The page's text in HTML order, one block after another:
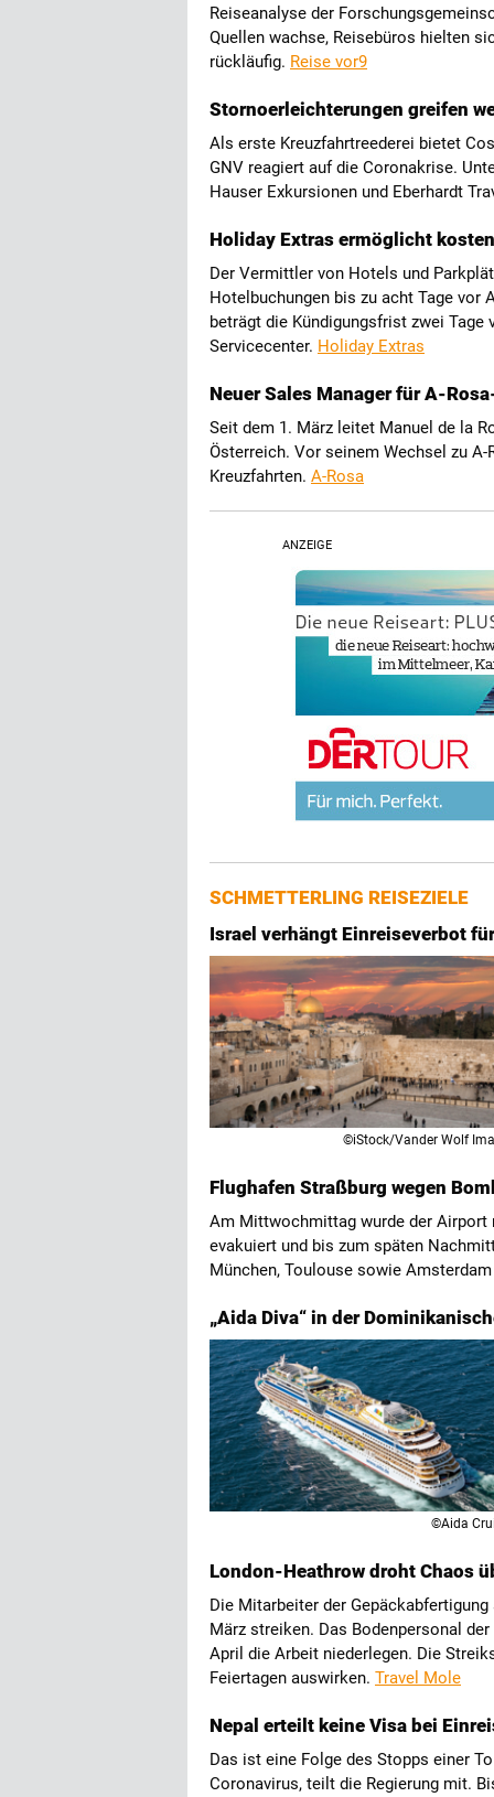
Reiseanalyse der
Quellen wachse, Reisebüros hielten
rückläufig. Reise vor9
Stornoerleichterungen greifen
Als erste Kreuzfahrtreederei bietet
GNV reagiert auf die Coronakrise.
Hauser Exkursionen und Eberhardt
Holiday Extras ermöglicht
Der Vermittler von Hotels und
Hotelbuchungen bis zu acht Tage vor
beträgt die Kündigungsfrist zwei Tage
Servicecenter. Holiday Extras
Neuer Sales Manager für A-
Seit dem 1. März leitet Manuel de la
Österreich. Vor seinem Wechsel zu
Kreuzfahrten. A-Rosa
ANZEIGE
SCHMETTERLING REISEZIELE
Israel verhängt Einreiseverbot
©iStock/Vander Wolf
Flughafen Straßburg wegen
Am Mittwochmittag wurde der Airport
evakuiert und bis zum späten
München, Toulouse sowie
„Aida Diva“ in der
©Aida
London-Heathrow droht Chaos
Die Mitarbeiter der
März streiken. Das Bodenpersonal
April die Arbeit niederlegen. Die
Feiertagen auswirken. Travel Mole
Nepal erteilt keine Visa bei
Das ist eine Folge des Stopps einer
Coronavirus, teilt die Regierung mit.